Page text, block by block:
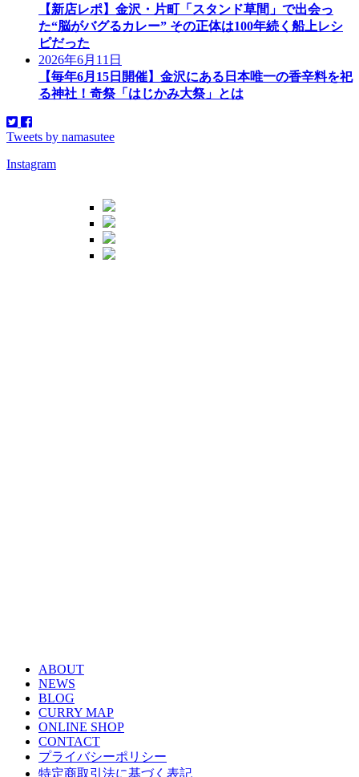
【新店レポ】金沢・片町「スタンド草間」で出会っ
た“脳がバグるカレー” その正体は100年続く船上レシ
ピだった
2026年6月11日
【毎年6月15日開催】金沢にある日本唯一の香辛料を祀
る神社！奇祭「はじかみ大祭」とは
Tweets by namasutee
Instagram
ABOUT
NEWS
BLOG
CURRY MAP
ONLINE SHOP
CONTACT
プライバシーポリシー
特定商取引法に基づく表記